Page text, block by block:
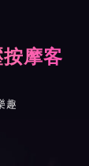
摩客
趣